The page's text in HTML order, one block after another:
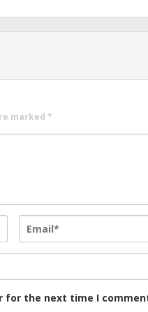
marked *
for the next time I